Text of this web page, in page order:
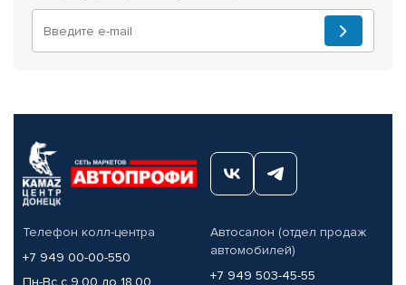
Телефон колл-центра
+7 949 00-00-550
Пн-Вс с 9.00 до 18.00
Автосалон (отдел продаж
автомобилей)
+7 949 503-45-55